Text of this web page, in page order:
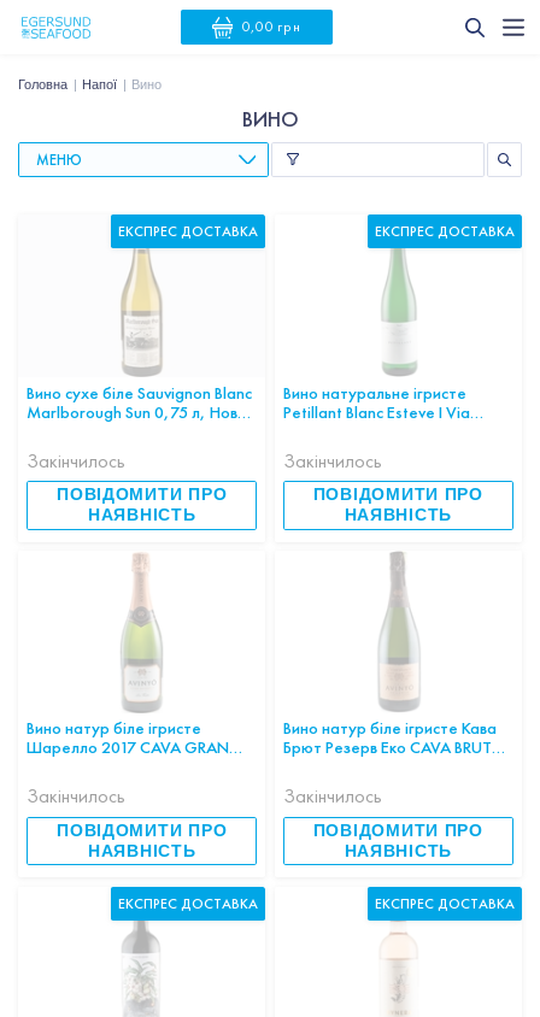
0,00 грн
Головна Напої Вино
ВИНО
МЕНЮ
Вино сухе біле Sauvignon Blanc
Marlborough Sun 0,75 л, Нова
Закінчилось
ПОВІДОМИТИ ПРО
НАЯВНІСТЬ
ЕКСПРЕС ДОСТАВКА
Вино натуральне ігристе
Petillant Blanc Esteve I Via
Закінчилось
ПОВІДОМИТИ ПРО
НАЯВНІСТЬ
ЕКСПРЕС ДОСТАВКА
Вино натур біле ігристе
Шарелло 2017 CAVA GRAN
12,0% ІСПАНІЯ
Закінчилось
ПОВІДОМИТИ ПРО
НАЯВНІСТЬ
Вино натур біле ігристе Кава
Брют Резерв Еко CAVA BRUT
,75л ІСПАНІЯ
Закінчилось
ПОВІДОМИТИ ПРО
НАЯВНІСТЬ
ЕКСПРЕС ДОСТАВКА ЕКСПРЕС ДОСТАВКА